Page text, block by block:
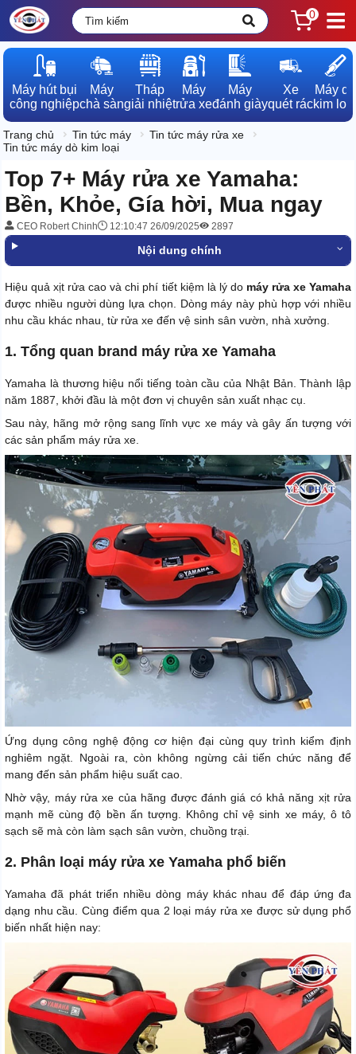
0
Máy hút bụi
công nghiệp
Máy
chà sàn
Tháp
giải nhiệt
Máy
rửa xe
Máy
đánh giày
Xe
quét rác
Máy dò
kim loại
Trang chủ Tin tức máy
Tin tức máy rửa xe
Tin tức máy dò kim loại
Top 7+ Máy rửa xe Yamaha:
Bền, Khỏe, Gía hời, Mua ngay
CEO Robert Chinh 12:10:47 26/09/2025 2897
Nội dung chính
Hiệu quả xịt rửa cao và chi phí tiết kiệm là lý do máy rửa xe Yamaha
được nhiều người dùng lựa chọn. Dòng máy này phù hợp với nhiều
nhu cầu khác nhau, từ rửa xe đến vệ sinh sân vườn, nhà xưởng.
1. Tổng quan brand máy rửa xe Yamaha
Yamaha là thương hiệu nổi tiếng toàn cầu của Nhật Bản. Thành lập
năm 1887, khởi đầu là một đơn vị chuyên sản xuất nhạc cụ.
Sau này, hãng mở rộng sang lĩnh vực xe máy và gây ấn tượng với
các sản phẩm máy rửa xe.
Ứng dụng công nghệ động cơ hiện đại cùng quy trình kiểm định
nghiêm ngặt. Ngoài ra, còn không ngừng cải tiến chức năng để
mang đến sản phẩm hiệu suất cao.
Nhờ vậy, máy rửa xe của hãng được đánh giá có khả năng xịt rửa
mạnh mẽ cùng độ bền ấn tượng. Không chỉ vệ sinh xe máy, ô tô
sạch sẽ mà còn làm sạch sân vườn, chuồng trại.
2. Phân loại máy rửa xe Yamaha phổ biến
Yamaha đã phát triển nhiều dòng máy khác nhau để đáp ứng đa
dạng nhu cầu. Cùng điểm qua 2 loại máy rửa xe được sử dụng phổ
biến nhất hiện nay: